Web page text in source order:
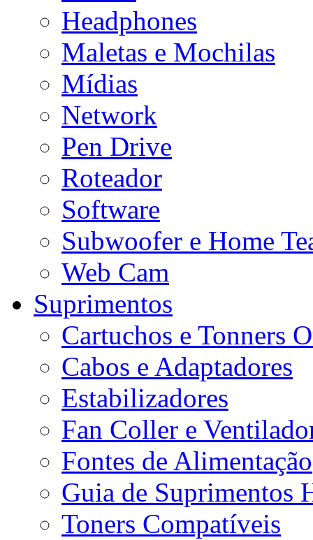
Headphones
Maletas e Mochilas
Mídias
Network
Pen Drive
Roteador
Software
Subwoofer e Home
Web Cam
Suprimentos
Cartuchos e Tonners
Cabos e Adaptadores
Estabilizadores
Fan Coller e
Fontes de Alimentação
Guia de Suprimentos
Toners Compatíveis